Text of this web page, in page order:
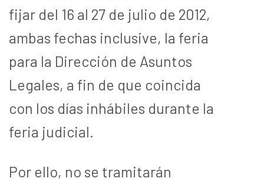
fijar del 16 al 27 de julio de 2012,
ambas fechas inclusive, la feria
para la Dirección de Asuntos
Legales, a fin de que coincida
con los días inhábiles durante la
feria judicial.
Por ello, no se tramitarán